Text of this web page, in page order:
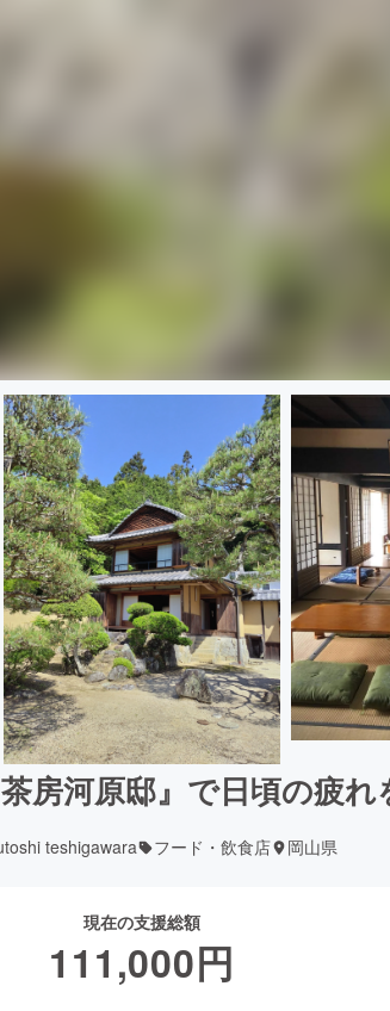
房河原邸』で日頃の疲れ
teshigawara フード・飲食店 岡山県
現在の支援総額
111,000円